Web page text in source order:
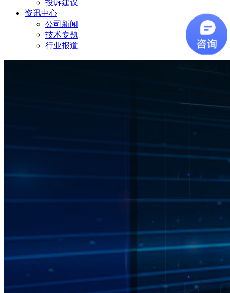
投诉建议
资讯中心
公司新闻
技术专题
行业报道